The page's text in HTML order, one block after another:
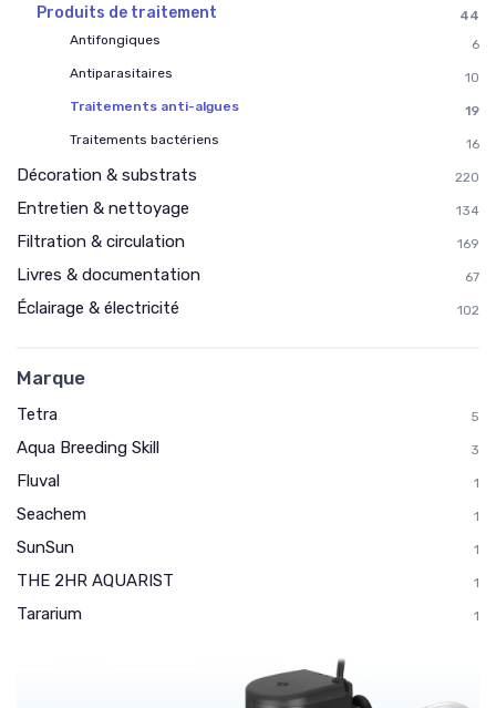
Produits de traitement
44
Antifongiques
6
Antiparasitaires
10
Traitements anti-algues
19
Traitements bactériens
16
Décoration & substrats 220
Entretien & nettoyage 134
Filtration & circulation 169
Livres & documentation 67
Éclairage & électricité 102
Marque
Tetra 5
Aqua Breeding Skill 3
Fluval 1
Seachem 1
SunSun 1
THE 2HR AQUARIST 1
Tararium 1